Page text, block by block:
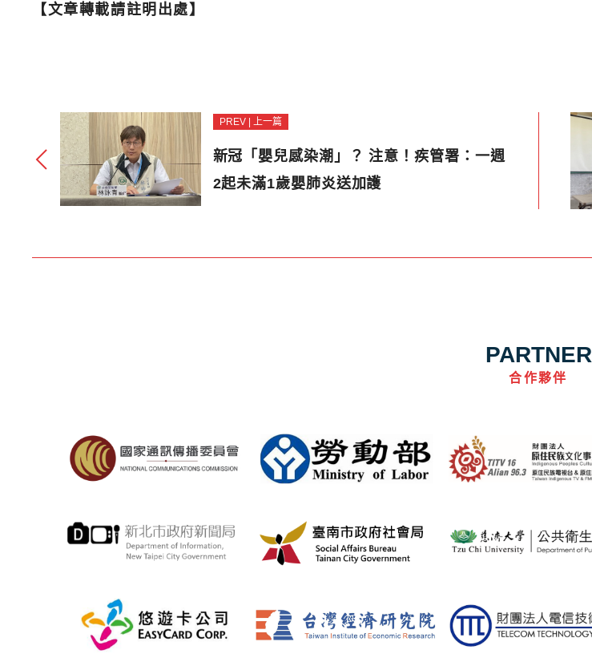
【文章轉載請註明出處】
PREV | 上一篇
新冠「嬰兒感染潮」？ 注意！疾管署：一週
2起未滿1歲嬰肺炎送加護
PARTNER
合作夥伴